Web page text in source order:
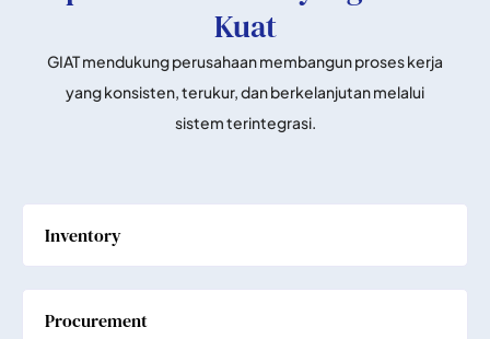
Kuat
GIAT mendukung perusahaan membangun proses kerja
yang konsisten, terukur, dan berkelanjutan melalui
sistem terintegrasi.
Inventory
Procurement